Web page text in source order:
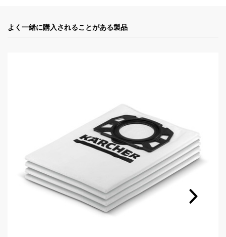
t
よく一緒に購入されることがある製品